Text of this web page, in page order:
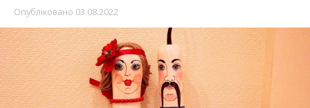
Опубліковано 03.08.2022